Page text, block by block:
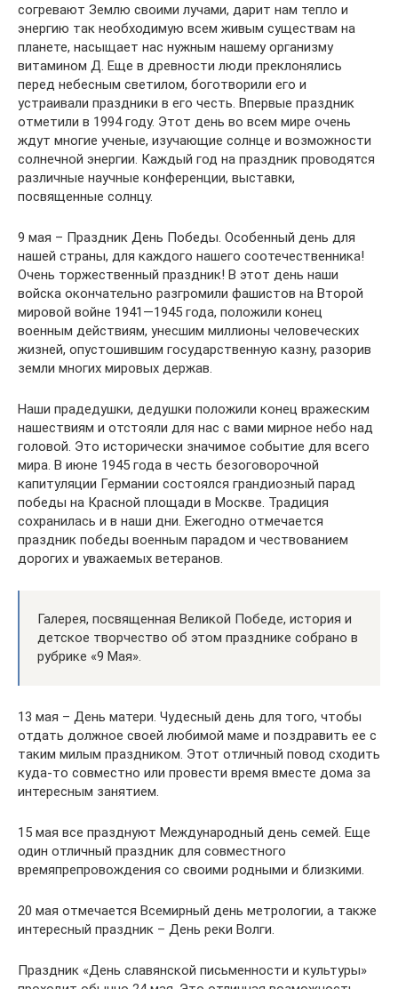
согревают Землю своими лучами, дарит нам тепло и
энергию так необходимую всем живым существам на
планете, насыщает нас нужным нашему организму
витамином Д. Еще в древности люди преклонялись
перед небесным светилом, боготворили его и
устраивали праздники в его честь. Впервые праздник
отметили в 1994 году. Этот день во всем мире очень
ждут многие ученые, изучающие солнце и возможности
солнечной энергии. Каждый год на праздник проводятся
различные научные конференции, выставки,
посвященные солнцу.
9 мая – Праздник День Победы. Особенный день для
нашей страны, для каждого нашего соотечественника!
Очень торжественный праздник! В этот день наши
войска окончательно разгромили фашистов на Второй
мировой войне 1941—1945 года, положили конец
военным действиям, унесшим миллионы человеческих
жизней, опустошившим государственную казну, разорив
земли многих мировых держав.
Наши прадедушки, дедушки положили конец вражеским
нашествиям и отстояли для нас с вами мирное небо над
головой. Это исторически значимое событие для всего
мира. В июне 1945 года в честь безоговорочной
капитуляции Германии состоялся грандиозный парад
победы на Красной площади в Москве. Традиция
сохранилась и в наши дни. Ежегодно отмечается
праздник победы военным парадом и чествованием
дорогих и уважаемых ветеранов.
Галерея, посвященная Великой Победе, история и
детское творчество об этом празднике собрано в
рубрике «9 Мая».
13 мая – День матери. Чудесный день для того, чтобы
отдать должное своей любимой маме и поздравить ее с
таким милым праздником. Этот отличный повод сходить
куда-то совместно или провести время вместе дома за
интересным занятием.
15 мая все празднуют Международный день семей. Еще
один отличный праздник для совместного
времяпрепровождения со своими родными и близкими.
20 мая отмечается Всемирный день метрологии, а также
интересный праздник – День реки Волги.
Праздник «День славянской письменности и культуры»